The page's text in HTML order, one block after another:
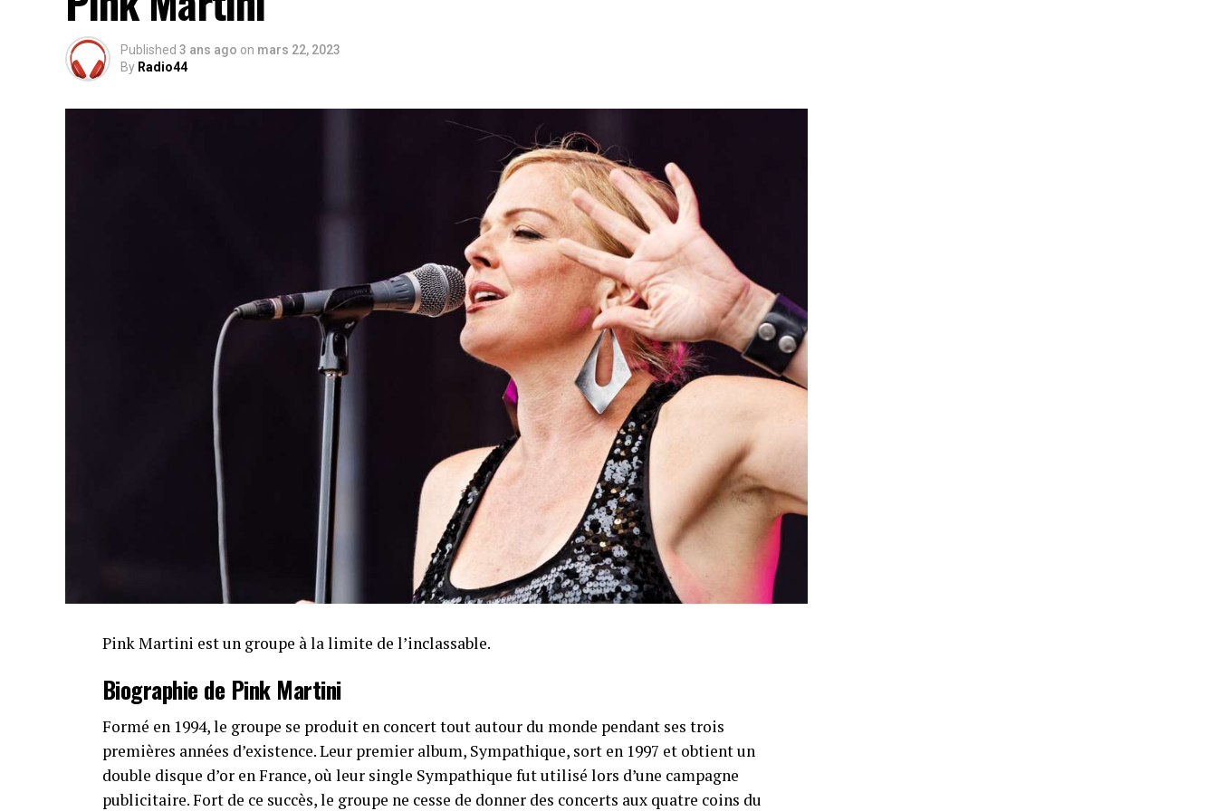
Published 3 ans ago on mars 22, 2023
By Radio44
Pink Martini est un groupe à la limite de l’inclassable.
Biographie de Pink Martini
Formé en 1994, le groupe se produit en concert tout autour du monde pendant ses trois
premières années d’existence. Leur premier album, Sympathique, sort en 1997 et obtient un
double disque d’or en France, où leur single Sympathique fut utilisé lors d’une campagne
publicitaire. Fort de ce succès, le groupe ne cesse de donner des concerts aux quatre coins du